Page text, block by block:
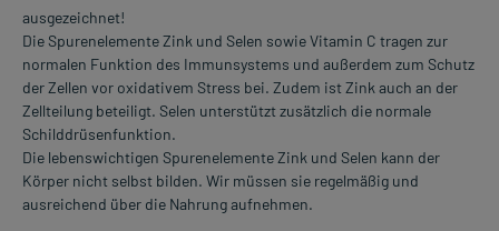
ausgezeichnet!
Die Spurenelemente Zink und Selen sowie Vitamin C tragen zur
normalen Funktion des Immunsystems und außerdem zum Schutz
der Zellen vor oxidativem Stress bei. Zudem ist Zink auch an der
Zellteilung beteiligt. Selen unterstützt zusätzlich die normale
Schilddrüsenfunktion.
Die lebenswichtigen Spurenelemente Zink und Selen kann der
Körper nicht selbst bilden. Wir müssen sie regelmäßig und
ausreichend über die Nahrung aufnehmen.